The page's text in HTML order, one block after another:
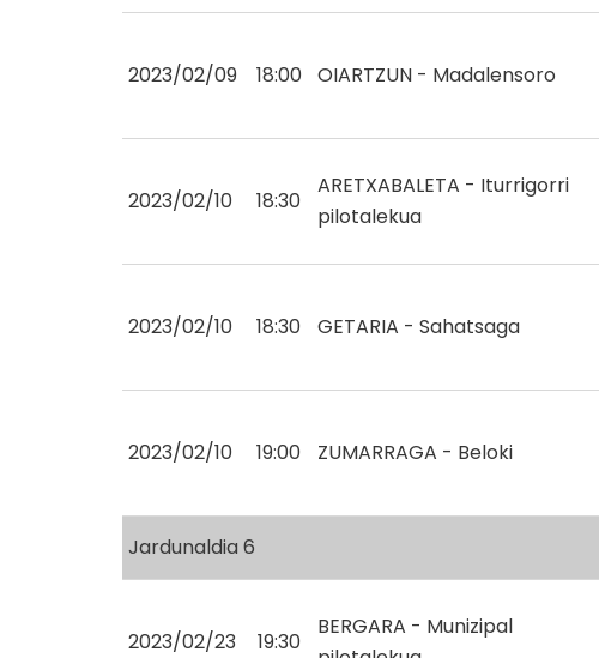
2023/02/09 18:00 OIARTZUN - Madalensoro
2023/02/10 18:30
ARETXABALETA - Iturrigorri
pilotalekua
2023/02/10 18:30 GETARIA - Sahatsaga
2023/02/10 19:00 ZUMARRAGA - Beloki
Jardunaldia 6
2023/02/23 19:30
BERGARA - Munizipal